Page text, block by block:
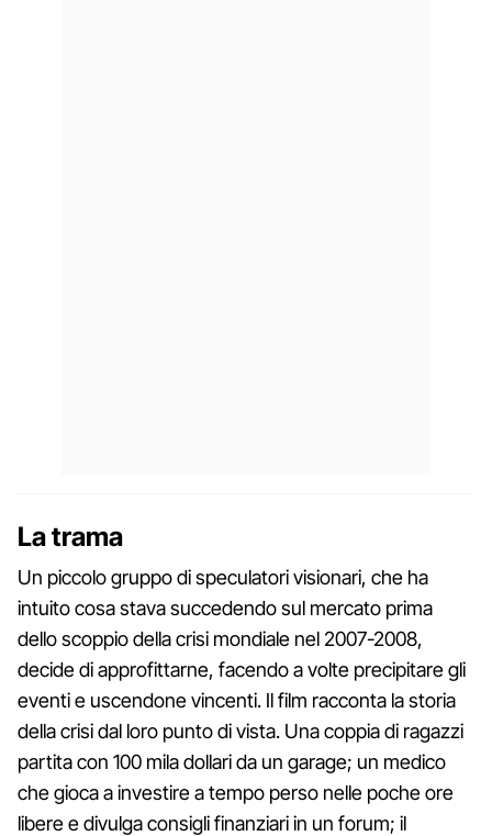
La trama
Un piccolo gruppo di speculatori visionari, che ha
intuito cosa stava succedendo sul mercato prima
dello scoppio della crisi mondiale nel 2007-2008,
decide di approfittarne, facendo a volte precipitare gli
eventi e uscendone vincenti. Il film racconta la storia
della crisi dal loro punto di vista. Una coppia di ragazzi
partita con 100 mila dollari da un garage; un medico
che gioca a investire a tempo perso nelle poche ore
libere e divulga consigli finanziari in un forum; il